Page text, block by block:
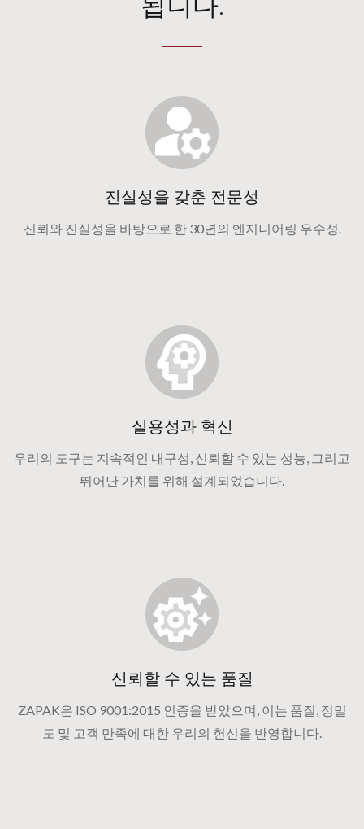
진실성을 갖춘 전문성
신뢰와 진실성을 바탕으로 한 30년의 엔지니어링 우수성.
실용성과 혁신
우리의 도구는 지속적인 내구성, 신뢰할 수 있는 성능, 그리고
뛰어난 가치를 위해 설계되었습니다.
신뢰할 수 있는 품질
ZAPAK은 ISO 9001:2015 인증을 받았으며, 이는 품질, 정밀
도 및 고객 만족에 대한 우리의 헌신을 반영합니다.